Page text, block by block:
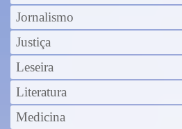
Jornalismo
Justiça
Leseira
Literatura
Medicina